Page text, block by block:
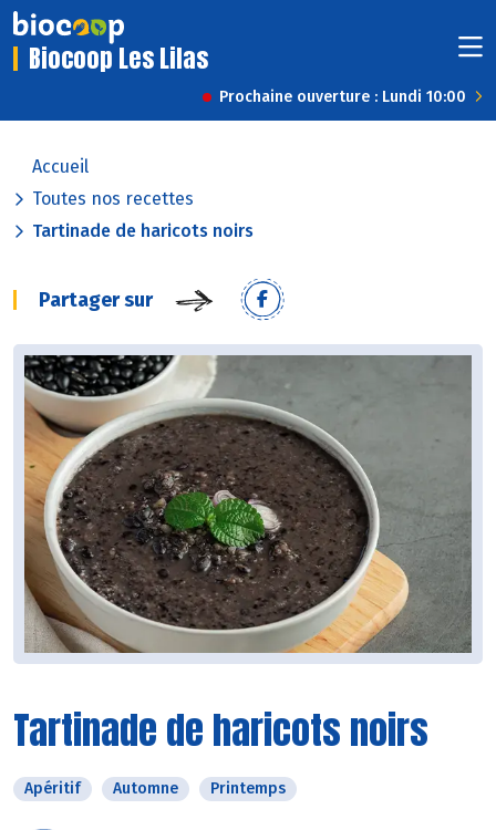
Biocoop Les Lilas
Prochaine ouverture : Lundi 10:00
Accueil
Toutes nos recettes
Tartinade de haricots noirs
Partager sur
Tartinade de haricots noirs
Apéritif Automne Printemps